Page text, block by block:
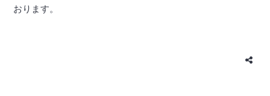
おります。